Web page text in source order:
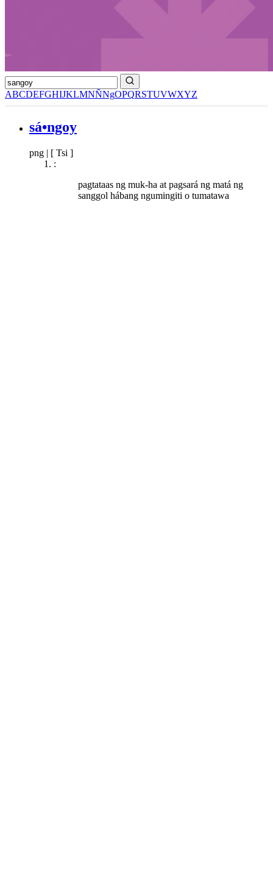
ABCDEFGHIJKLMNÑNgOPQRSTUVWXYZ
sá•ngoy
png | [ Tsi ]
:
pagtataas ng muk-ha at pagsará ng matá ng
sanggol hábang ngumingiti o tumatawa